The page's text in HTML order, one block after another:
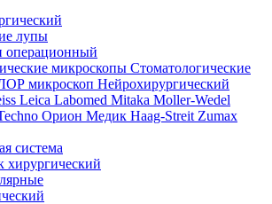
лупы
операционный
микроскопы Стоматологические
микроскоп Нейрохирургический
Leica Labomed Mitaka Moller-Wedel
Орион Медик Haag-Streit Zumax
система
хирургический